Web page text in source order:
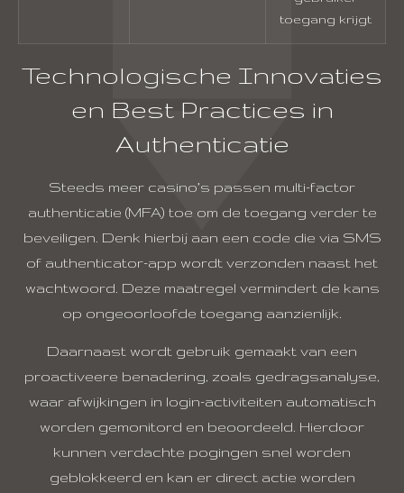
toegang krijgt
Technologische Innovaties
en Best Practices in
Authenticatie
Steeds meer casino’s passen multi-factor
authenticatie (MFA) toe om de toegang verder te
beveiligen. Denk hierbij aan een code die via SMS
of authenticator-app wordt verzonden naast het
wachtwoord. Deze maatregel vermindert de kans
op ongeoorloofde toegang aanzienlijk.
Daarnaast wordt gebruik gemaakt van een
proactiveere benadering, zoals gedragsanalyse,
waar afwijkingen in login-activiteiten automatisch
worden gemonitord en beoordeeld. Hierdoor
kunnen verdachte pogingen snel worden
geblokkeerd en kan er direct actie worden